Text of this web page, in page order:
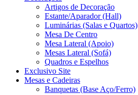
Artigos de Decoração
Estante/Aparador (Hall)
Luminárias (Salas e Quartos)
Mesa De Centro
Mesa Lateral (Apoio)
Mesas Lateral (Sofá)
Quadros e Espelhos
Exclusivo Site
Mesas e Cadeiras
Banquetas (Base Aço/Ferro)